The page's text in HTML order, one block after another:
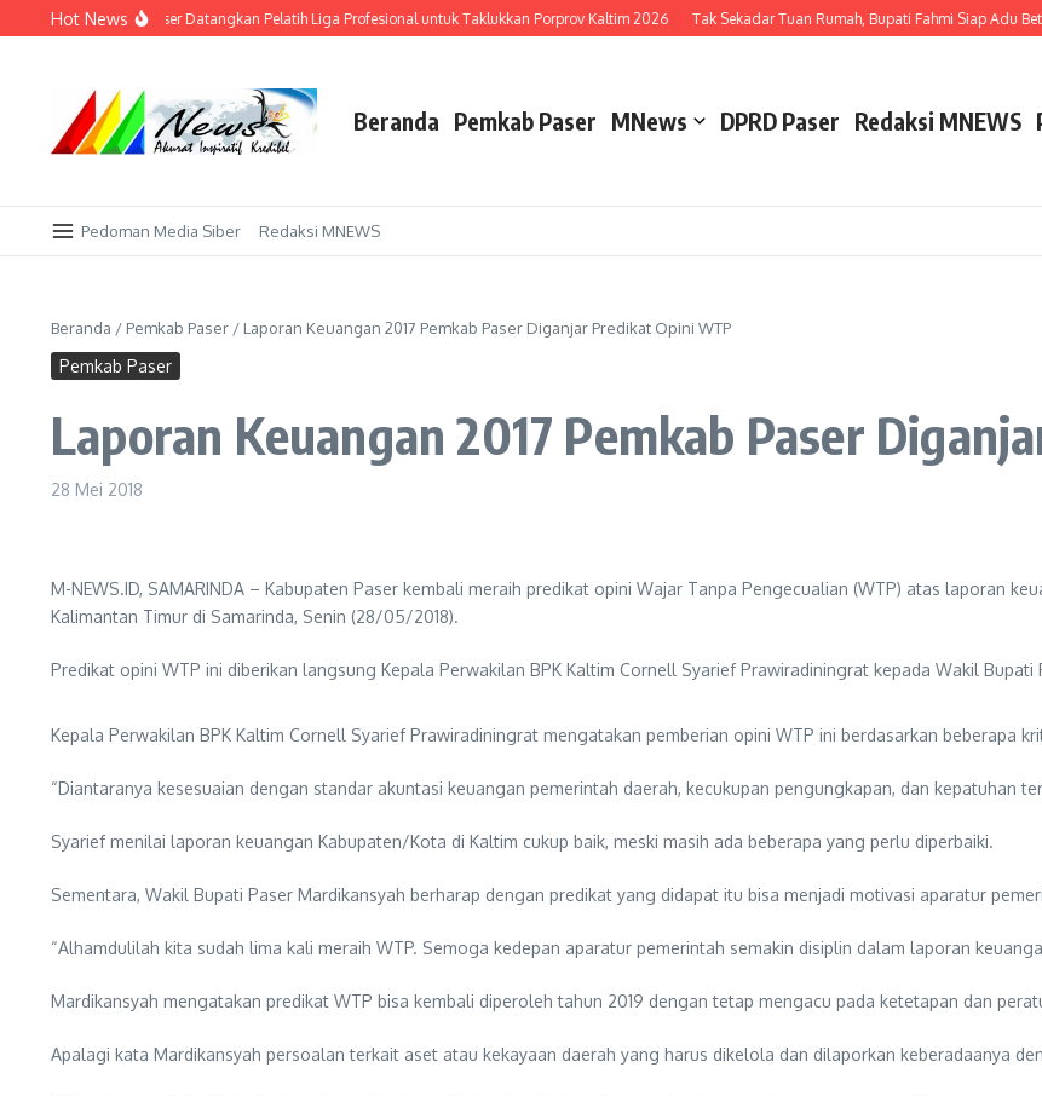
Lewati ke konten
Hot News
Sendiri! AFI Paser Datangkan Pelatih Liga Profesional untuk Taklukkan Porprov Kaltim 2026 Tak Sekadar Tuan Rumah, Bupati Fahmi Siap Adu
Beranda Pemkab Paser MNews DPRD Paser Redaksi MNEWS
Pedoman Media Siber Redaksi MNEWS
Beranda / Pemkab Paser / Laporan Keuangan 2017 Pemkab Paser Diganjar Predikat Opini WTP
Pemkab Paser
Laporan Keuangan 2017 Pemkab Paser
28 Mei 2018
M-NEWS.ID, SAMARINDA – Kabupaten Paser kembali meraih predikat opini Wajar Tanpa Pengecualian (WTP) atas laporan
Kalimantan Timur di Samarinda, Senin (28/05/2018).
Predikat opini WTP ini diberikan langsung Kepala Perwakilan BPK Kaltim Cornell Syarief Prawiradiningrat kepada Wakil Bupati
Kepala Perwakilan BPK Kaltim Cornell Syarief Prawiradiningrat mengatakan pemberian opini WTP ini berdasarkan beberapa
“Diantaranya kesesuaian dengan standar akuntasi keuangan pemerintah daerah, kecukupan pengungkapan, dan kepatuhan
Syarief menilai laporan keuangan Kabupaten/Kota di Kaltim cukup baik, meski masih ada beberapa yang perlu diperbaiki.
Sementara, Wakil Bupati Paser Mardikansyah berharap dengan predikat yang didapat itu bisa menjadi motivasi aparatur
“Alhamdulilah kita sudah lima kali meraih WTP. Semoga kedepan aparatur pemerintah semakin disiplin dalam laporan
Mardikansyah mengatakan predikat WTP bisa kembali diperoleh tahun 2019 dengan tetap mengacu pada ketetapan dan
Apalagi kata Mardikansyah persoalan terkait aset atau kekayaan daerah yang harus dikelola dan dilaporkan keberadaanya